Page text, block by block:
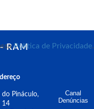
RAM
do Pináculo,
14
Canal
Denúncias
Política de Privacidade.